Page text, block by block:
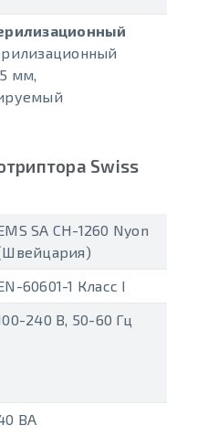
мм,
Swiss
SA CH-1260 Nyon
60601-1 Класс I
240 В, 50-60 Гц
ВА